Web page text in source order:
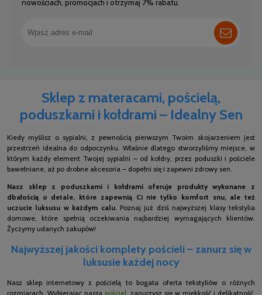
nowościach, promocjach i otrzymaj 7% rabatu.
Sklep z materacami, pościelą,
poduszkami i kołdrami – Idealny Sen
Kiedy myślisz o sypialni, z pewnością pierwszym Twoim skojarzeniem jest
przestrzeń idealna do odpoczynku. Właśnie dlatego stworzyliśmy miejsce, w
którym każdy element Twojej sypialni – od kołdry, przez poduszki i pościele
bawełniane, aż po drobne akcesoria – dopełni się i zapewni zdrowy sen.
Nasz sklep z poduszkami i kołdrami oferuje produkty wykonane z
dbałością o detale, które zapewnią Ci nie tylko komfort snu, ale też
uczucie luksusu w każdym calu. Poznaj już dziś najwyższej klasy tekstylia
domowe, które spełnią oczekiwania najbardziej wymagających klientów.
Życzymy udanych zakupów!
Najwyższej jakości komplety pościeli – zanurz się w
luksusie każdej nocy
Nasz sklep internetowy z pościelą to bogata oferta tekstyliów o różnych
rozmiarach. Wybierając naszą pościel, zanurzysz się w miękkość i delikatność.